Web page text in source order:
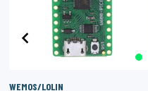
WEMOS/LOLIN